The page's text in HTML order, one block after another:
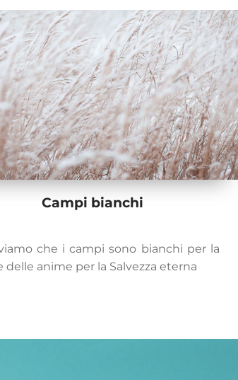
Campi bianchi
che i campi sono bianchi per la
delle anime per la Salvezza eterna